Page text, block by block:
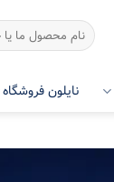
جستجو
برای:
نایلون فروشگاه